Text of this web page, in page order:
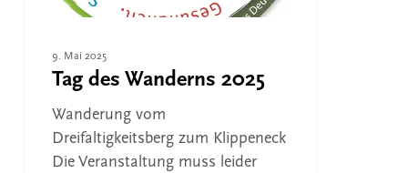
9. Mai 2025
Tag des Wanderns 2025
Wanderung vom
Dreifaltigkeitsberg zum Klippeneck
Die Veranstaltung muss leider